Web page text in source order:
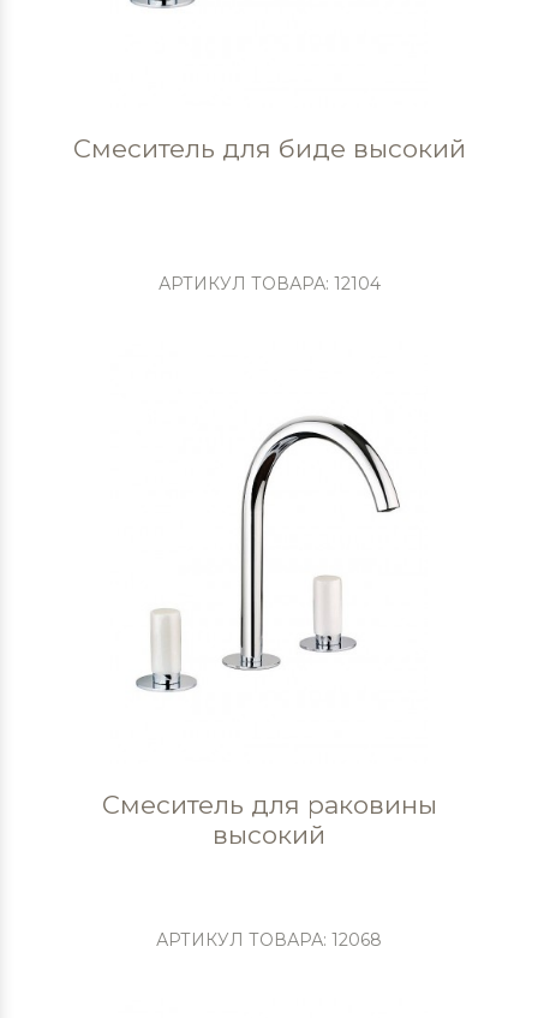
Смеситель для биде высокий
АРТИКУЛ ТОВАРА: 12104
Смеситель для раковины
высокий
АРТИКУЛ ТОВАРА: 12068